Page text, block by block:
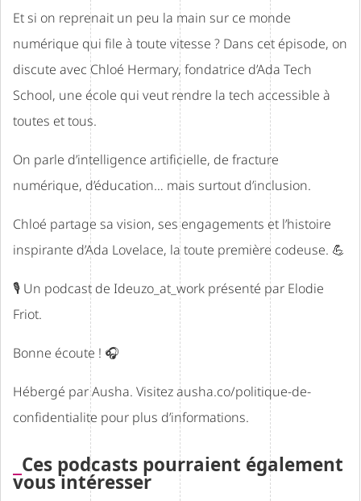
Et si on reprenait un peu la main sur ce monde
numérique qui file à toute vitesse ? Dans cet épisode, on
discute avec Chloé Hermary, fondatrice d’Ada Tech
School, une école qui veut rendre la tech accessible à
toutes et tous.
On parle d’intelligence artificielle, de fracture
numérique, d’éducation… mais surtout d’inclusion.
Chloé partage sa vision, ses engagements et l’histoire
inspirante d’Ada Lovelace, la toute première codeuse. 💪
🎙️ Un podcast de Ideuzo_at_work présenté par Elodie
Friot.
Bonne écoute ! 🎧
Hébergé par Ausha. Visitezausha.co/politique-de-
confidentialite pour plus d’informations.
Ces podcasts pourraient également
vous intéresser